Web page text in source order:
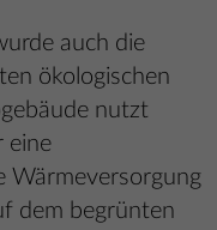
auch die
ökologischen
nutzt
eine
Wärmeversorgung
dem begrünten